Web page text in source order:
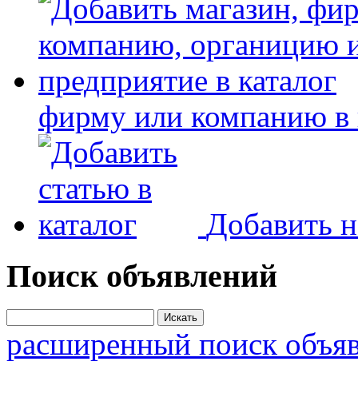
фирму или компанию в
Добавить
Поиск объявлений
расширенный поиск